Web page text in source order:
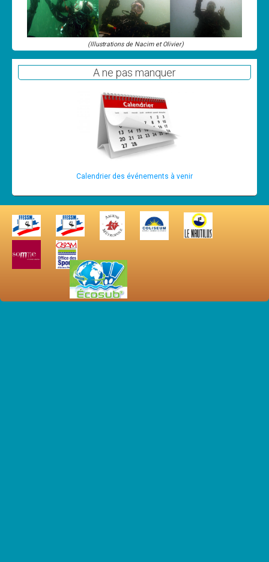
(Illustrations de Nacim et Olivier)
A ne pas manquer
Calendrier des événements à venir